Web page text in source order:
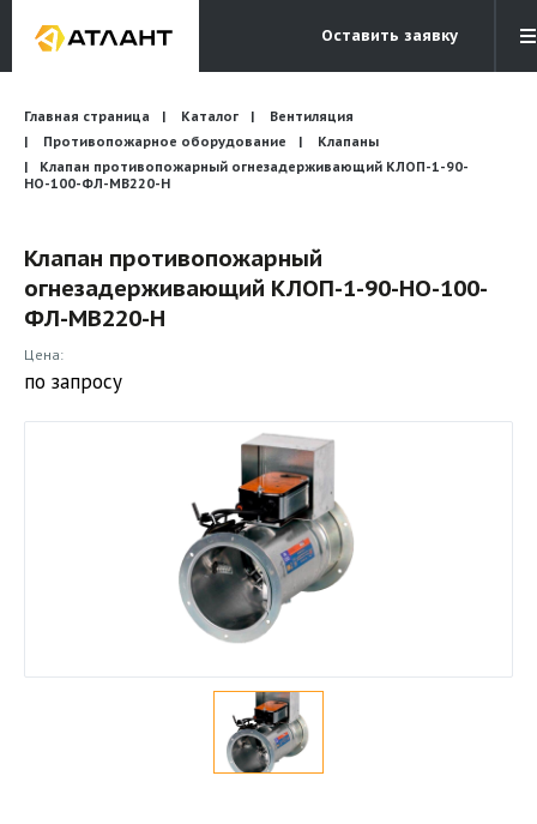
Оставить заявку
Электронная почта
info@atlantcompany.ru
Бесплатный звонок
8 (495) 532-45-07
Бренды
Каталоги
Бланки запросов
Главная страница Каталог
Вентиляция
Противопожарное оборудование
Клапаны
Клапан противопожарный огнезадерживающий КЛОП-1-90-
НО-100-ФЛ-МВ220-Н
Клапан противопожарный
огнезадерживающий КЛОП-1-90-НО-100-
ФЛ-МВ220-Н
Цена:
по запросу